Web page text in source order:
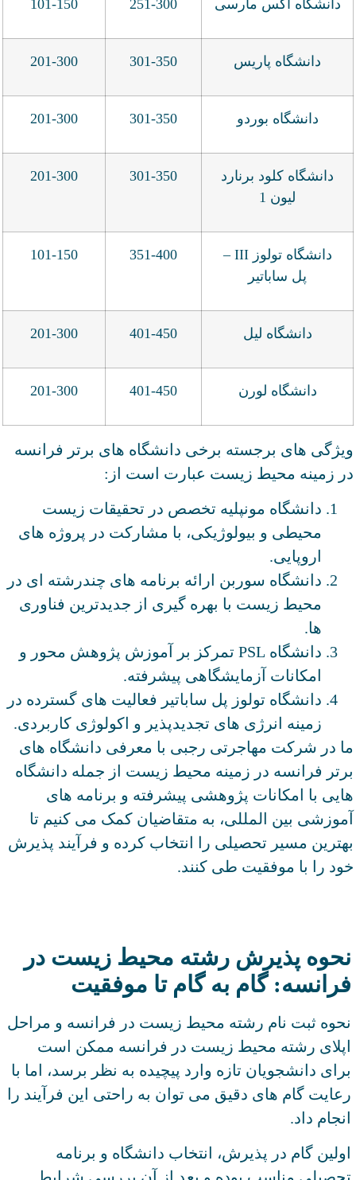
دانشگاه اکس مارسی 251-300
101-150
دانشگاه پاریس 301-350
201-300
دانشگاه بوردو 301-350
201-300
دانشگاه کلود برنارد
لیون 1
301-350
201-300
دانشگاه تولوز III –
پل ساباتیر
351-400
101-150
دانشگاه لیل 401-450
201-300
دانشگاه لورن 401-450
201-300
ویژگی های برجسته برخی دانشگاه های برتر فرانسه
در زمینه محیط زیست عبارت است از:
دانشگاه مونپلیه تخصص در تحقیقات زیست
محیطی و بیولوژیکی، با مشارکت در پروژه های
اروپایی.
دانشگاه سوربن ارائه برنامه های چندرشته ای در
محیط زیست با بهره گیری از جدیدترین فناوری
ها.
دانشگاه PSL تمرکز بر آموزش پژوهش محور و
امکانات آزمایشگاهی پیشرفته.
دانشگاه تولوز پل ساباتیر فعالیت های گسترده در
زمینه انرژی های تجدیدپذیر و اکولوژی کاربردی.
ما در شرکت مهاجرتی رجبی با معرفی دانشگاه های
برتر فرانسه در زمینه محیط زیست از جمله دانشگاه
هایی با امکانات پژوهشی پیشرفته و برنامه های
آموزشی بین المللی، به متقاضیان کمک می کنیم تا
بهترین مسیر تحصیلی را انتخاب کرده و فرآیند پذیرش
خود را با موفقیت طی کنند.
نحوه پذیرش رشته محیط زیست در
فرانسه: گام به گام تا موفقیت
نحوه ثبت نام رشته محیط زیست در فرانسه و مراحل
اپلای رشته محیط زیست در فرانسه ممکن است
برای دانشجویان تازه وارد پیچیده به نظر برسد، اما با
رعایت گام های دقیق می توان به راحتی این فرآیند را
انجام داد.
اولین گام در پذیرش، انتخاب دانشگاه و برنامه